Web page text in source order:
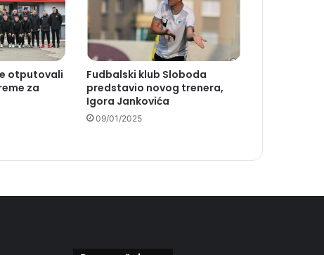
otputovali
za
Fudbalski klub Sloboda
predstavio novog trenera,
Igora Jankovića
09/01/2025